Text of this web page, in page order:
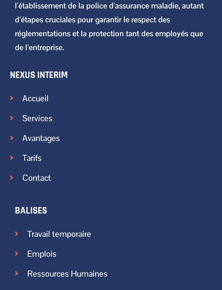
l’établissement de la police d’assurance maladie, autant
d’étapes cruciales pour garantir le respect des
réglementations et la protection tant des employés que
de l’entreprise.
NEXUS INTERIM
Accueil
Services
Avantages
Tarifs
Contact
BALISES
Travail temporaire
Emplois
Ressources Humaines